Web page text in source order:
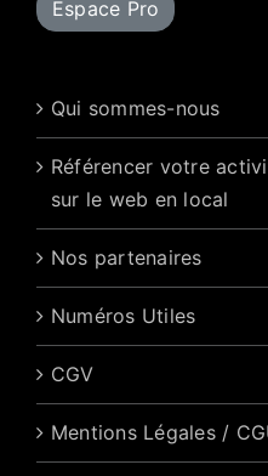
Espace Pro
Qui sommes-nous
Référencer votre
sur le web en local
Nos partenaires
Numéros Utiles
CGV
Mentions Légales /